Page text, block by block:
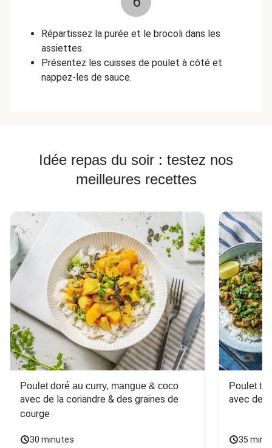
Répartissez la purée et le brocoli dans les
assiettes.
Présentez les cuisses de poulet à côté et
nappez-les de sauce.
Idée repas du soir : testez nos
meilleures recettes
Poulet doré au curry, mangue & coco
avec de la coriandre & des graines de
courge
30 minutes
Poulet
avec des
35